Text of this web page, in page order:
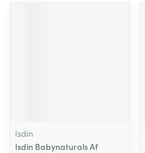
Isdin
Isdin Babynaturals Af